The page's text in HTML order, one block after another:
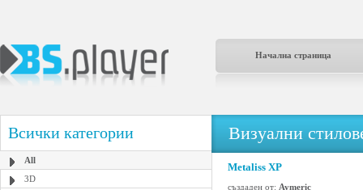
Начална страница
Всички категории
All
3D
Визуални
Metaliss XP
създаден от: Aymeric